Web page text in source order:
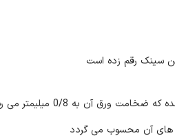
های آن محسوب می گردد